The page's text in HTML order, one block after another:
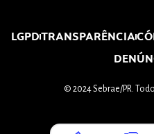
LGPDTRANSPARÊNCIA
© 2024 Sebrae/PR.